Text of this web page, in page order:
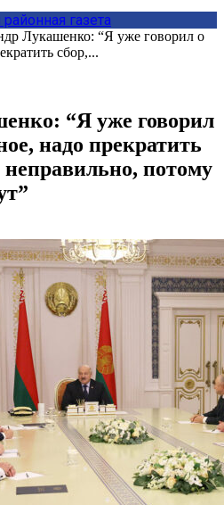
газета
Лукашенко: “Я уже говорил о
сбор,...
“Я уже говорил
надо прекратить
неправильно, потому